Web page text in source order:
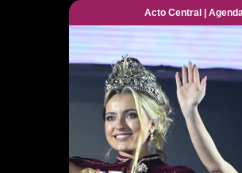
Acto Central|